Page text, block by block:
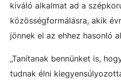
kiváló alkalmat ad a
közösségformálásra, akik
jönnek el az ehhez hasonló
„Tanítanak bennünket is,
tudnak élni